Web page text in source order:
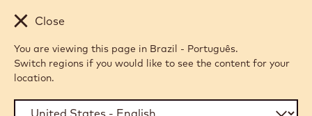
Skip to main content
Close
You are viewing this page in Brazil - Português.
Switch regions if you would like to see the content for your
location.